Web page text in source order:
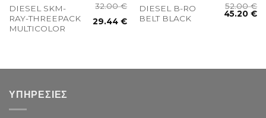
DIESEL SKM-
RAY-THREEPACK
MULTICOLOR
32.00€
29.44€
DIESEL B-RO
BELT BLACK
52.00€
45.20€
ΥΠΗΡΕΣΙΕΣ